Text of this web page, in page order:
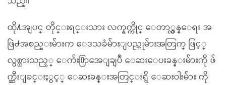
ထို႔အျပင္ တိုင္းရင္းသား လက္နက္ကိုင္ ေတာ္လွန္ေရး အ
ဖြဲ႕အစည္းမ်ားက ေဒသခံမ်ားျပည္သူမ်ားအတြက္ ဖြင့္
လွစ္ထားသည့္ ေက်း႐ြာအေျချပဳ ေဆးေပးခန္းမ်ားကို ဖ်
က္ဆီးျခင္းႏွင့္ ေဆးခန္းအတြင္းရွိ ေဆးဝါးမ်ား ကို